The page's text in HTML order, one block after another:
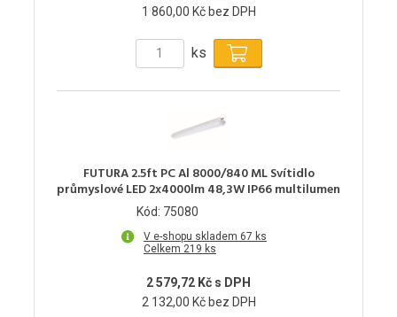
1 860,00 Kč bez DPH
ks
FUTURA 2.5ft PC Al 8000/840 ML Svítidlo
průmyslové LED 2x4000lm 48,3W IP66 multilumen
Kód: 75080
V e-shopu skladem 67 ks
Celkem 219 ks
2 579,72 Kč s DPH
2 132,00 Kč bez DPH